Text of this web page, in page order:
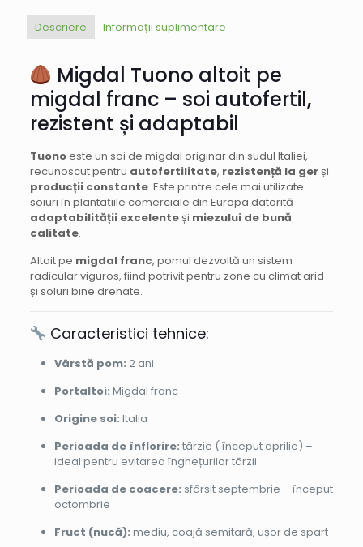
Descriere Informații suplimentare
Migdal Tuono altoit pe
migdal franc – soi autofertil,
rezistent și adaptabil
Tuonoeste un soi de migdal originar din sudul Italiei,
recunoscut pentru autofertilitate, rezistență la gerși
producții constante. Este printre cele mai utilizate
soiuri în plantațiile comerciale din Europa datorită
adaptabilității excelenteși miezului de bună
calitate.
Altoit pe migdal franc, pomul dezvoltă un sistem
radicular viguros, fiind potrivit pentru zone cu climat arid
și soluri bine drenate.
Caracteristici tehnice:
Vârstă pom: 2 ani
Portaltoi: Migdal franc
Origine soi: Italia
Perioada de înflorire: târzie ( început aprilie) –
ideal pentru evitarea înghețurilor târzii
Perioada de coacere: sfârșit septembrie – început
octombrie
Fruct (nucă): mediu, coajă semitară, ușor de spart